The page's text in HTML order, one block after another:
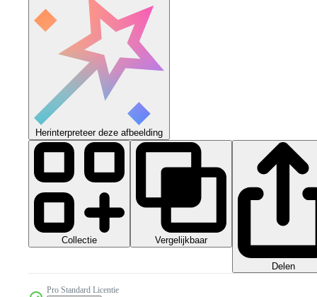
Herinterpreteer deze afbeelding
Collectie Vergelijkbaar
Delen
Pro Standard Licentie